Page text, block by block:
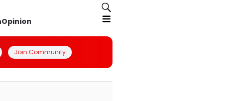
Opinion
Join Community